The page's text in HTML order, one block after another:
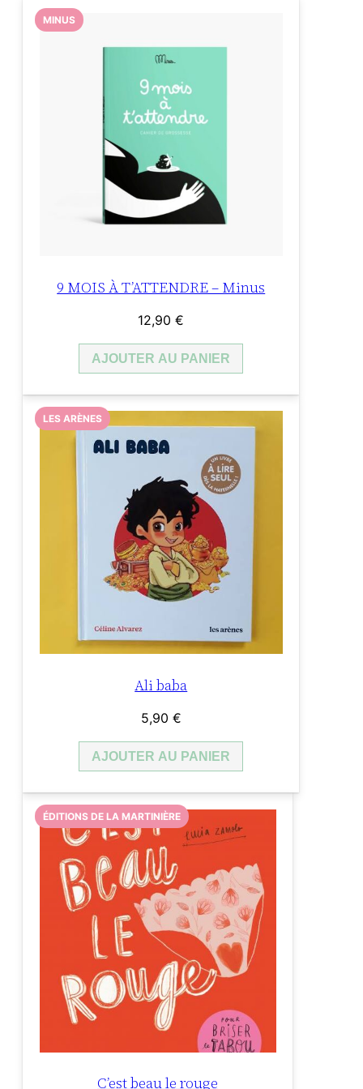
9 MOIS À T’ATTENDRE – Minus
MINUS
12,90€
AJOUTER AU PANIER
Ali baba
LES ARÈNES
5,90 €
AJOUTER AU PANIER
C’est beau le rouge
ÉDITIONS DE LA MARTINIÈRE